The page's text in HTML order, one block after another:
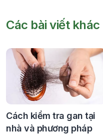
Các bài viết khác
Cách kiểm tra gan tại
nhà và phương pháp